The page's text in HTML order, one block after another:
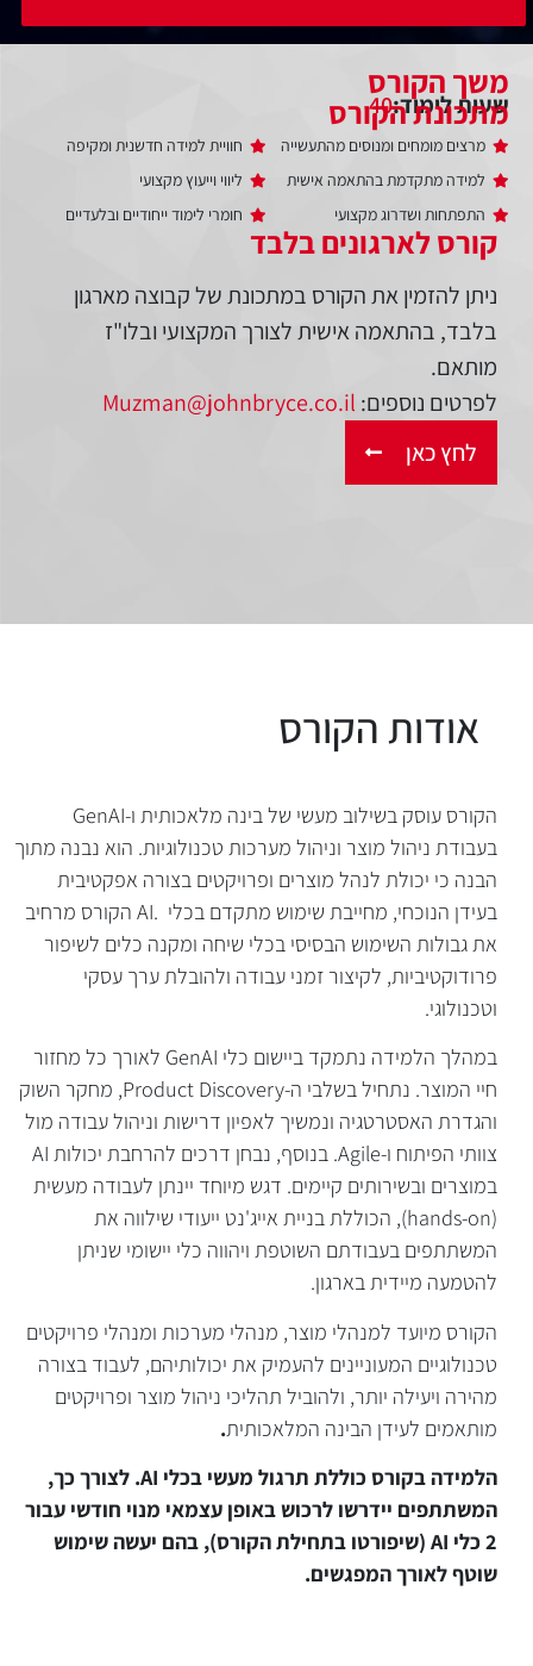
קורס לארגונים בלבד
ניתן להזמין את הקורס במתכונת של קבוצה מארגון
בלבד, בהתאמה אישית לצורך המקצועי ובלו"ז
מותאם.
לפרטים נוספים: Muzman@johnbryce.co.il
לחץ כאן
משך הקורס
שעות לימוד:40
מתכונת הקורס
מרצים מומחים ומנוסים מהתעשייה
למידה מתקדמת בהתאמה אישית
התפתחות ושדרוג מקצועי
חוויית למידה חדשנית ומקיפה
ליווי וייעוץ מקצועי
חומרי לימוד ייחודיים ובלעדיים
הקורס
הקורס עוסק בשילוב מעשי של בינה מלאכותית ו-GenAI
בעבודת ניהול מוצר וניהול מערכות טכנולוגיות. הוא נבנה מתוך
הבנה כי יכולת לנהל מוצרים ופרויקטים בצורה אפקטיבית
בעידן הנוכחי, מחייבת שימוש מתקדם בכלי .AI הקורס מרחיב
את גבולות השימוש הבסיסי בכלי שיחה ומקנה כלים לשיפור
פרודוקטיביות, לקיצור זמני עבודה ולהובלת ערך עסקי
וטכנולוגי.
במהלך הלמידה נתמקד ביישום כלי GenAI לאורך כל מחזור
חיי המוצר. נתחיל בשלבי ה-Product Discovery, מחקר השוק
והגדרת האסטרטגיה ונמשיך לאפיון דרישות וניהול עבודה מול
צוותי הפיתוח ו-Agile. בנוסף, נבחן דרכים להרחבת יכולות AI
במוצרים ובשירותים קיימים. דגש מיוחד יינתן לעבודה מעשית
(hands-on), הכוללת בניית אייג'נט ייעודי שילווה את
המשתתפים בעבודתם השוטפת ויהווה כלי יישומי שניתן
להטמעה מיידית בארגון.
הקורס מיועד למנהלי מוצר, מנהלי מערכות ומנהלי פרויקטים
טכנולוגיים המעוניינים להעמיק את יכולותיהם, לעבוד בצורה
מהירה ויעילה יותר, ולהוביל תהליכי ניהול מוצר ופרויקטים
מותאמים לעידן הבינה המלאכותית.
הלמידה בקורס כוללת תרגול מעשי בכלי AI. לצורך כך,
המשתתפים יידרשו לרכוש באופן עצמאי מנוי חודשי עבור
2 כלי AI (שיפורטו בתחילת הקורס), בהם יעשה שימוש
שוטף לאורך המפגשים.